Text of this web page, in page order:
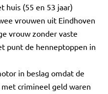
huis (55 en 53 jaar)
vrouwen uit Eindhoven
vrouw zonder vaste
punt de henneptoppen in
in beslag omdat de
crimineel geld waren